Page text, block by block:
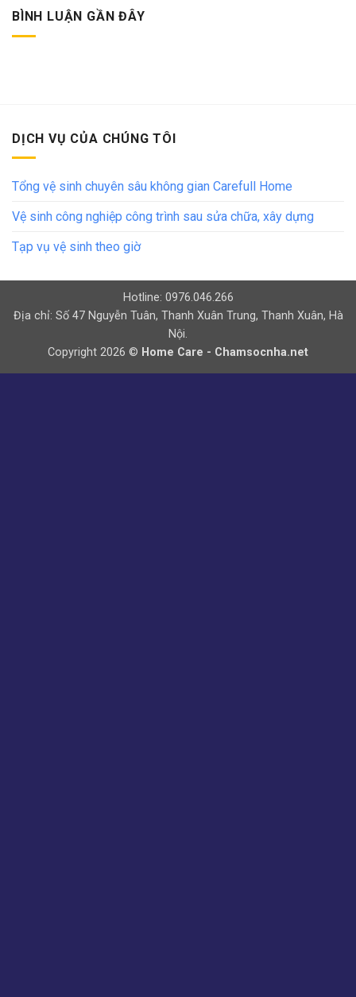
BÌNH LUẬN GẦN ĐÂY
DỊCH VỤ CỦA CHÚNG TÔI
Tổng vệ sinh chuyên sâu không gian Carefull Home
Vệ sinh công nghiệp công trình sau sửa chữa, xây dựng
Tạp vụ vệ sinh theo giờ
Hotline: 0976.046.266
Địa chỉ: Số 47 Nguyễn Tuân, Thanh Xuân Trung, Thanh Xuân, Hà
Nội.
Copyright 2026 © Home Care - Chamsocnha.net